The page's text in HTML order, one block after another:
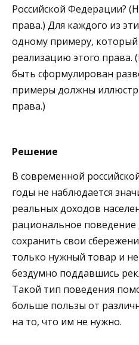
Российской Федерации?
права.) Для каждого из
одному примеру,
реализацию этого
быть сформулирован
примеры должны
права.)
Решение
В современной
годы не наблюдается
реальных доходов
рациональное
сохранить свои
только нужный товар и
бездумно поддавшись
Такой тип поведения
больше пользы от
на то, что им не нужно.